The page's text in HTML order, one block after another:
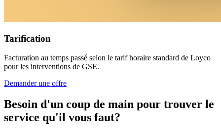
Tarification
Facturation au temps passé selon le tarif horaire standard de Loyco
pour les interventions de GSE.
Demander une offre
Besoin d'un coup de main pour trouver le
service qu'il vous faut?